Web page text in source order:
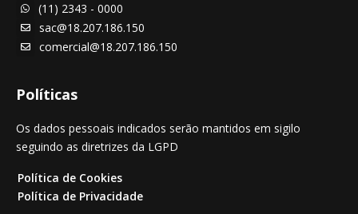
 (11) 2343 - 0000
 sac@18.207.186.150
 comercial@18.207.186.150
Políticas
Os dados pessoais indicados serão mantidos em sigilo
seguindo as diretrizes da LGPD
Política de Cookies
Política de Privacidade